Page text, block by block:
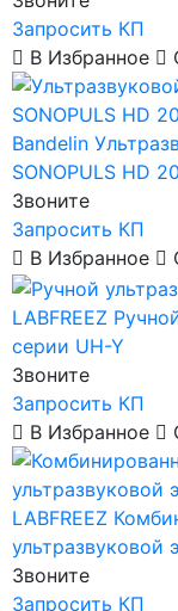
Запросить КП
В Избранное
Bandelin
SONOPULS HD
Звоните
Запросить КП
В Избранное
LABFREEZ
серии UH-Y
Звоните
Запросить КП
В Избранное
LABFREEZ
ультразвуковой
Звоните
Запросить КП